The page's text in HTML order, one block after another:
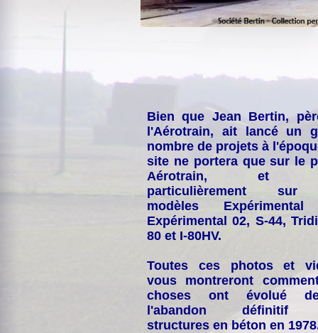
Bien que Jean Bertin,
l'Aérotrain, ait lancé un
nombre de projets à
site ne portera que sur le
Aérotrain, et
particulièrement
modèles
Expérimental 02, S-44,
80 et I-80HV.
Toutes ces photos et
vous montreront
choses ont évolué
l'abandon définitif
structures en béton en